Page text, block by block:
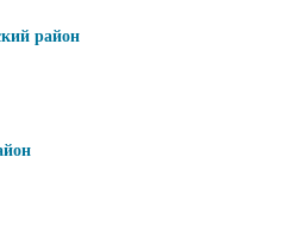
район